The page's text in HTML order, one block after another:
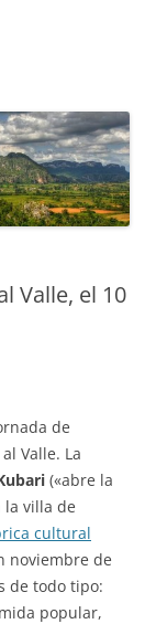
Valle, el 10
de
Valle. La
(«abre la
la villa de
cultural
noviembre de
de todo tipo:
popular,